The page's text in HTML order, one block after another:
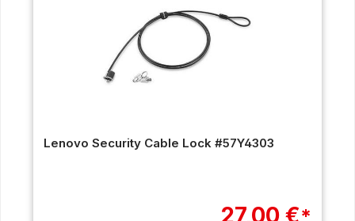
Lenovo Security Cable Lock #57Y4303